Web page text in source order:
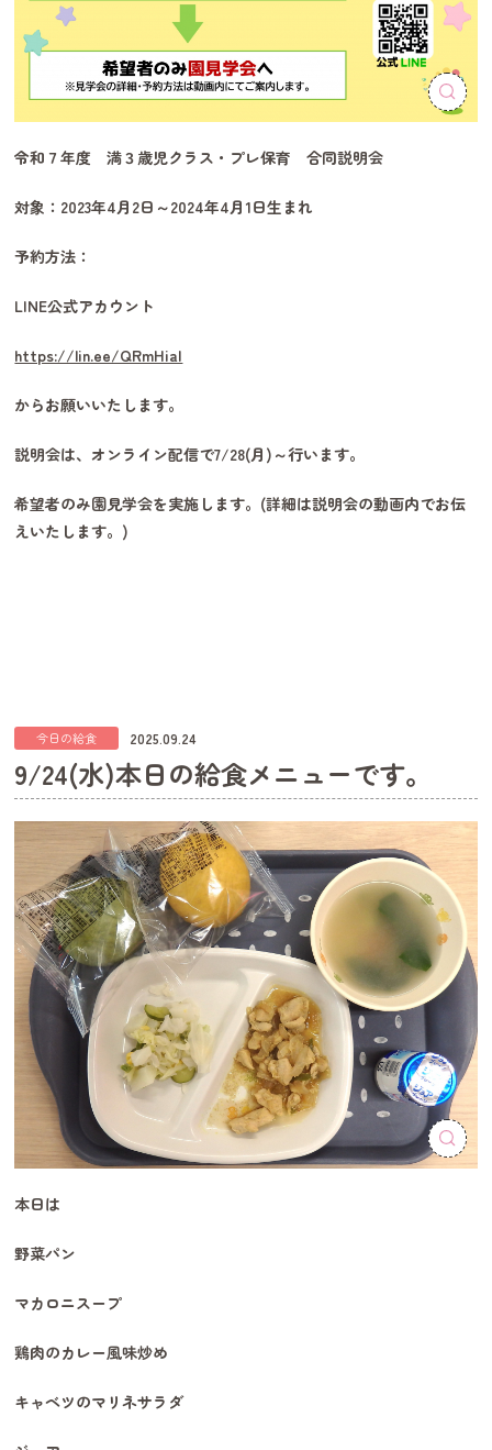
令和７年度 満３歳児クラス・プレ保育 合同説明会
対象：2023年4月2日～2024年4月1日生まれ
予約方法：
LINE公式アカウント
https://lin.ee/QRmHiaI
からお願いいたします。
説明会は、オンライン配信で7/28(月)～行います。
希望者のみ園見学会を実施します。(詳細は説明会の動画内でお伝
えいたします。)
今日の給食 2025.09.24
9/24(水)本日の給食メニューです。
本日は
野菜パン
マカロニスープ
鶏肉のカレー風味炒め
キャベツのマリネサラダ